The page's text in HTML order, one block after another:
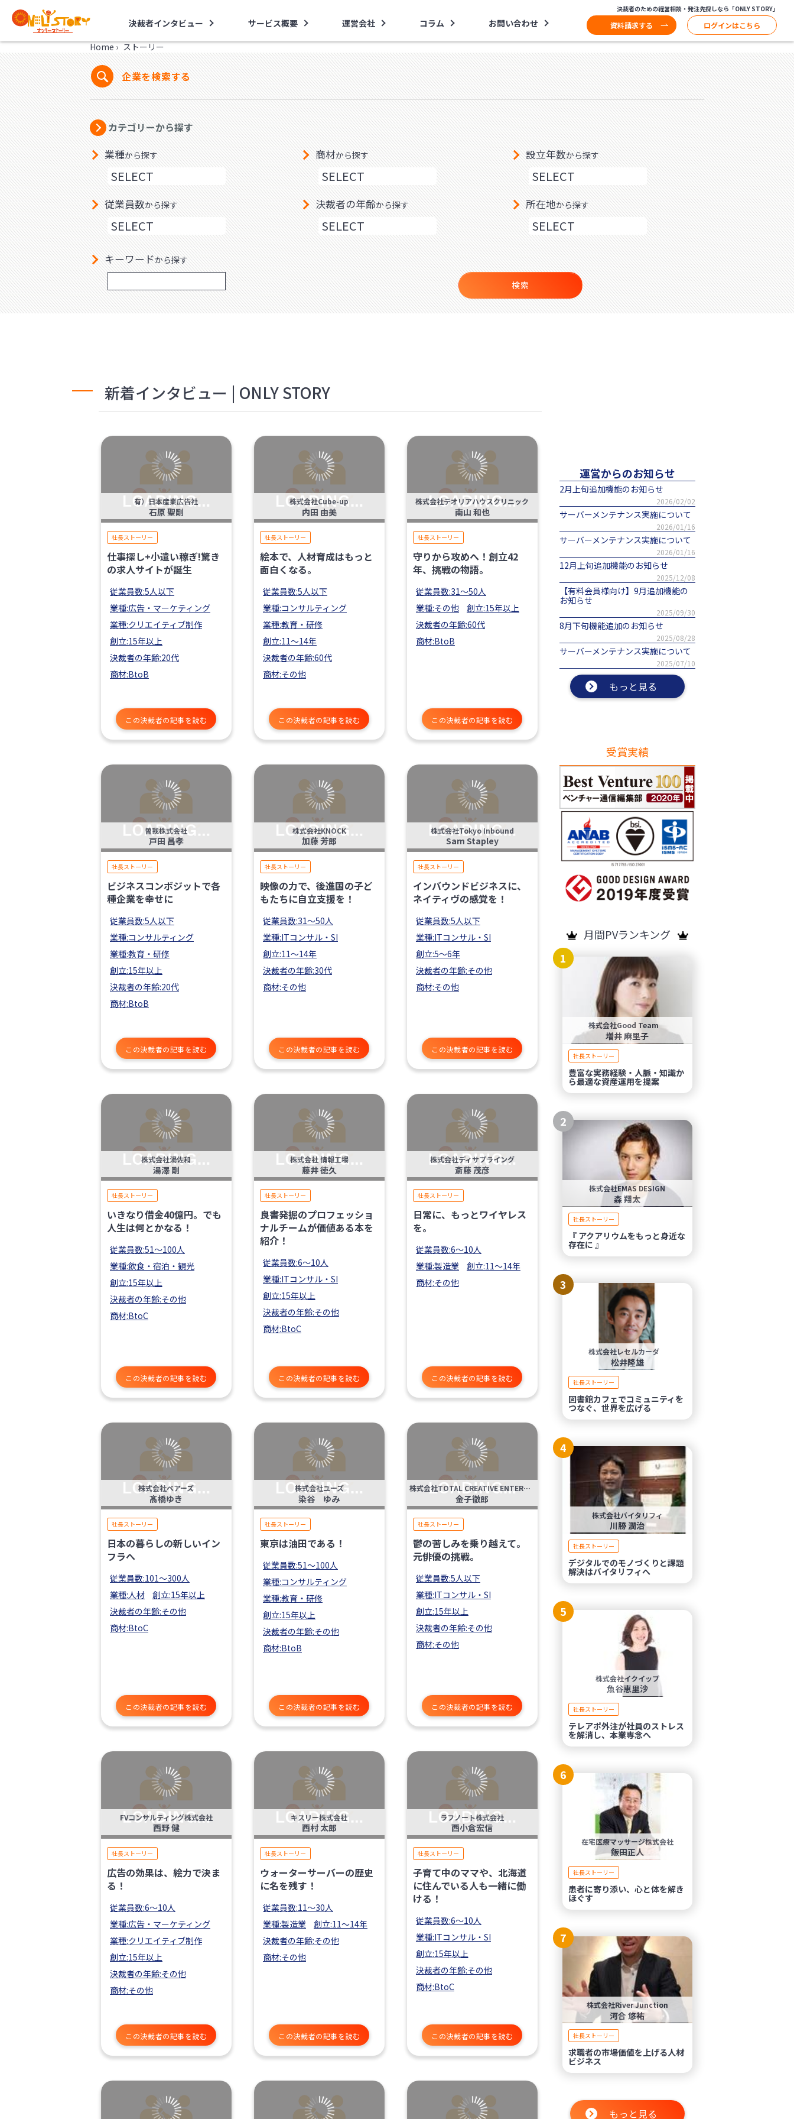
決裁者インタビュー サービス概要 運営会社 コラム お問い合わせ
決裁者のための経営相談・発注先探しなら「ONLY STORY」
資料請求する ログインはこちら
Home › ストーリー
企業を検索する
カテゴリーから探す
業種から探す 商材から探す 設立年数から探す
従業員数から探す 決裁者の年齢から探す 所在地から探す
キーワードから探す
検索
新着インタビュー | ONLY STORY
有）日本産業広告社
石原 聖剛
社長ストーリー
仕事探し+小遣い稼ぎ!驚き
の求人サイトが誕生
従業員数:5人以下
業種:広告・マーケティング
業種:クリエイティブ制作
創立:15年以上
決裁者の年齢:20代
商材:BtoB
この決裁者の記事を読む
株式会社Cube-up
内田 由美
社長ストーリー
絵本で、人材育成はもっと
面白くなる。
従業員数:5人以下
業種:コンサルティング
業種:教育・研修
創立:11〜14年
決裁者の年齢:60代
商材:その他
この決裁者の記事を読む
株式会社テオリアハウスクリニック
南山 和也
社長ストーリー
守りから攻めへ！創立42
年、挑戦の物語。
従業員数:31〜50人
業種:その他
創立:15年以上
決裁者の年齢:60代
商材:BtoB
この決裁者の記事を読む
曽我株式会社
戸田 昌孝
社長ストーリー
ビジネスコンボジットで各
種企業を幸せに
従業員数:5人以下
業種:コンサルティング
業種:教育・研修
創立:15年以上
決裁者の年齢:20代
商材:BtoB
この決裁者の記事を読む
株式会社KNOCK
加藤 芳郎
社長ストーリー
映像の力で、後進国の子ど
もたちに自立支援を！
従業員数:31〜50人
業種:ITコンサル・SI
創立:11〜14年
決裁者の年齢:30代
商材:その他
この決裁者の記事を読む
株式会社Tokyo Inbound
Sam Stapley
社長ストーリー
インバウンドビジネスに、
ネイティヴの感覚を！
従業員数:5人以下
業種:ITコンサル・SI
創立:5〜6年
決裁者の年齢:その他
商材:その他
この決裁者の記事を読む
株式会社湯佐和
湯澤 剛
社長ストーリー
いきなり借金40億円。でも
人生は何とかなる！
従業員数:51〜100人
業種:飲食・宿泊・観光
創立:15年以上
決裁者の年齢:その他
商材:BtoC
この決裁者の記事を読む
株式会社 情報工場
藤井 徳久
社長ストーリー
良書発掘のプロフェッショ
ナルチームが価値ある本を
紹介！
従業員数:6～10人
業種:ITコンサル・SI
創立:15年以上
決裁者の年齢:その他
商材:BtoC
この決裁者の記事を読む
株式会社ディサプライング
斎藤 茂彦
社長ストーリー
日常に、もっとワイヤレス
を。
従業員数:6～10人
業種:製造業
創立:11〜14年
商材:その他
この決裁者の記事を読む
株式会社ベアーズ
髙橋ゆき
社長ストーリー
日本の暮らしの新しいイン
フラへ
従業員数:101〜300人
業種:人材
創立:15年以上
決裁者の年齢:その他
商材:BtoC
この決裁者の記事を読む
株式会社ユーズ
染谷 ゆみ
社長ストーリー
東京は油田である！
従業員数:51〜100人
業種:コンサルティング
業種:教育・研修
創立:15年以上
決裁者の年齢:その他
商材:BtoB
この決裁者の記事を読む
株式会社TOTAL CREATIVE ENTERTAINMENT
金子徹郎
社長ストーリー
鬱の苦しみを乗り越えて。
元俳優の挑戦。
従業員数:5人以下
業種:ITコンサル・SI
創立:15年以上
決裁者の年齢:その他
商材:その他
この決裁者の記事を読む
FVコンサルティング株式会社
西野 健
社長ストーリー
広告の効果は、絵力で決ま
る！
従業員数:6～10人
業種:広告・マーケティング
業種:クリエイティブ制作
創立:15年以上
決裁者の年齢:その他
商材:その他
この決裁者の記事を読む
キスリー株式会社
西村 太郎
社長ストーリー
ウォーターサーバーの歴史
に名を残す！
従業員数:11〜30人
業種:製造業
創立:11〜14年
決裁者の年齢:その他
商材:その他
この決裁者の記事を読む
ラフノート株式会社
西小倉宏信
社長ストーリー
子育て中のママや、北海道
に住んでいる人も一緒に働
ける！
従業員数:6～10人
業種:ITコンサル・SI
創立:15年以上
決裁者の年齢:その他
商材:BtoC
この決裁者の記事を読む
運営からのお知らせ
2月上旬追加機能のお知らせ
2026/02/02
サーバーメンテナンス実施について
2026/01/16
サーバーメンテナンス実施について
2026/01/16
12月上旬追加機能のお知らせ
2025/12/08
【有料会員様向け】9月追加機能の
お知らせ
2025/09/30
8月下旬機能追加のお知らせ
2025/08/28
サーバーメンテナンス実施について
2025/07/10
もっと見る
受賞実績
月間PVランキング
1
株式会社Good Team
増井 麻里子
社長ストーリー
豊富な実務経験・人脈・知識か
ら最適な資産運用を提案
2
株式会社EMAS DESIGN
森 翔太
社長ストーリー
『 アクアリウムをもっと身近な
存在に 』
3
株式会社レセルカーダ
松井隆雄
社長ストーリー
図書館カフェでコミュニティを
つなぐ、世界を広げる
4
株式会社バイタリフィ
川勝 潤治
社長ストーリー
デジタルでのモノづくりと課題
解決はバイタリフィへ
5
株式会社イクイップ
魚谷恵里沙
社長ストーリー
テレアポ外注が社員のストレス
を解消し、本業専念へ
6
在宅医療マッサージ株式会社
飯田正人
社長ストーリー
患者に寄り添い、心と体を解き
ほぐす
7
株式会社River Junction
河合 悠祐
社長ストーリー
求職者の市場価値を上げる人材
ビジネス
もっと見る